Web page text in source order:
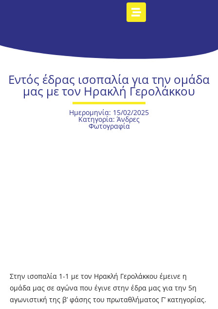
Eντός έδρας ισοπαλία για την ομάδα
μας με τον Ηρακλή Γερολάκκου
Ημερομηνία: 15/02/2025
Κατηγορία: Άνδρες
Φωτογραφία
Στην ισοπαλία 1-1 με τον Ηρακλή Γερολάκκου έμεινε η
ομάδα μας σε αγώνα που έγινε στην έδρα μας για την 5η
αγωνιστική της β’ φάσης του πρωταθλήματος Γ’ κατηγορίας.